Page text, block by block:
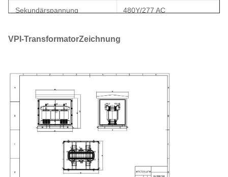
Sekundärspannung 480Y/277 AC
Kühlung Anmerkung:
Isolationsklasse Klasse H
Effizienzstandard (n)
K-Faktorbewertung
(harmonische Minderung)
VPI-TransformatorZeichnung